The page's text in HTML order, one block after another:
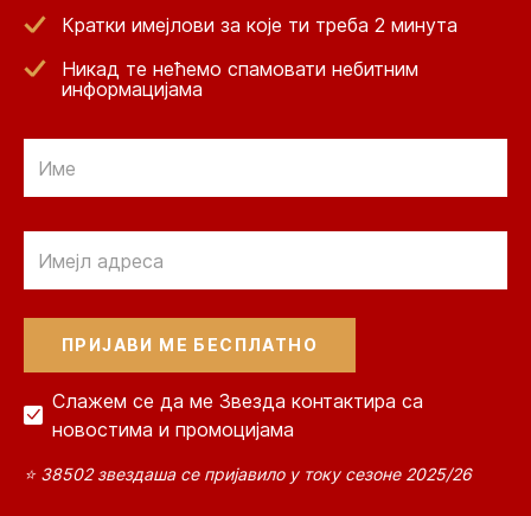
Кратки имејлови за које ти треба 2 минута
Никад те нећемо спамовати небитним
информацијама
Слажем се да ме Звезда контактира са
новостима и промоцијама
⭐ 38502 звездаша се пријавило у току сезоне 2025/26